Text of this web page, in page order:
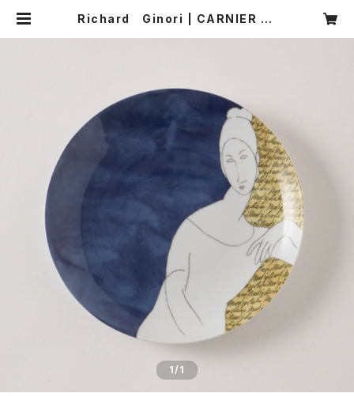
Richard Ginori | CARNIER MI
1/1